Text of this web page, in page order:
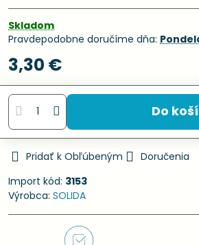
Skladom
Pravdepodobne doručíme dňa:
3,30 €
Do
Pridať k Obľúbeným
Doručenia
Import kód: 3153
Výrobca: SOLIDA